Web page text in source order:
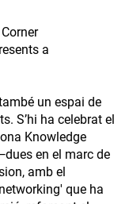
a
un espai de
S’hi ha celebrat el
Knowledge
en el marc de
amb el
que ha